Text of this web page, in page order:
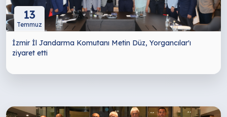
13
Temmuz
İzmir İl Jandarma Komutanı Metin Düz, Yorgancılar'ı
ziyaret etti